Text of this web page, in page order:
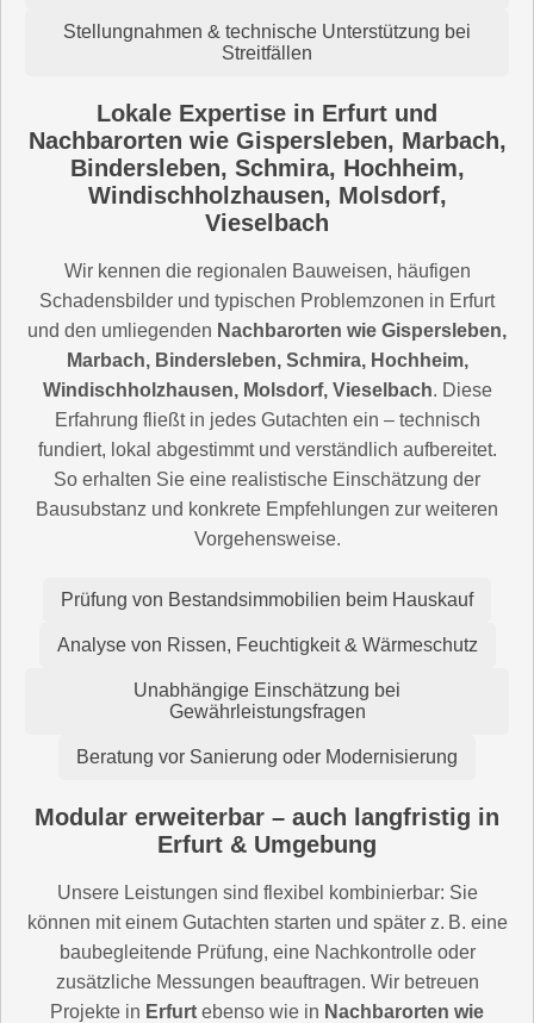
Stellungnahmen & technische Unterstützung bei
Streitfällen
Lokale Expertise in Erfurt und
Nachbarorten wie Gispersleben, Marbach,
Bindersleben, Schmira, Hochheim,
Windischholzhausen, Molsdorf,
Vieselbach
Wir kennen die regionalen Bauweisen, häufigen
Schadensbilder und typischen Problemzonen in Erfurt
und den umliegenden Nachbarorten wie Gispersleben,
Marbach, Bindersleben, Schmira, Hochheim,
Windischholzhausen, Molsdorf, Vieselbach. Diese
Erfahrung fließt in jedes Gutachten ein – technisch
fundiert, lokal abgestimmt und verständlich aufbereitet.
So erhalten Sie eine realistische Einschätzung der
Bausubstanz und konkrete Empfehlungen zur weiteren
Vorgehensweise.
Prüfung von Bestandsimmobilien beim Hauskauf
Analyse von Rissen, Feuchtigkeit & Wärmeschutz
Unabhängige Einschätzung bei
Gewährleistungsfragen
Beratung vor Sanierung oder Modernisierung
Modular erweiterbar – auch langfristig in
Erfurt & Umgebung
Unsere Leistungen sind flexibel kombinierbar: Sie
können mit einem Gutachten starten und später z. B. eine
baubegleitende Prüfung, eine Nachkontrolle oder
zusätzliche Messungen beauftragen. Wir betreuen
Projekte in Erfurt ebenso wie in Nachbarorten wie